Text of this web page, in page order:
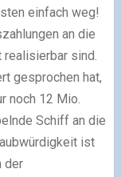
einfach weg!
an die
sind.
gesprochen hat,
noch 12 Mio.
Schiff an die
ist
der